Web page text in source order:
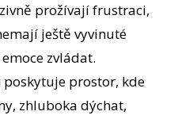
prožívají frustraci,
ještě vyvinuté
zvládat.
prostor, kde
zhluboka dýchat,